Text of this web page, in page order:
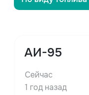
АИ-95
Сейчас
1 год назад